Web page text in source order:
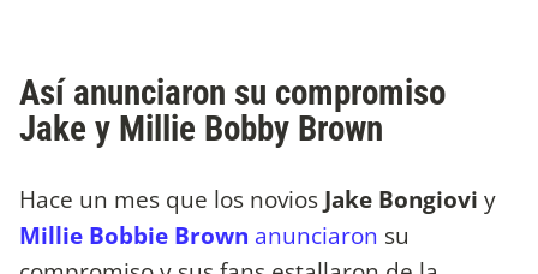
Así anunciaron su compromiso
Jake y Millie Bobby Brown
Hace un mes que los novios Jake Bongiovi y
Millie Bobbie Brown anunciaron su